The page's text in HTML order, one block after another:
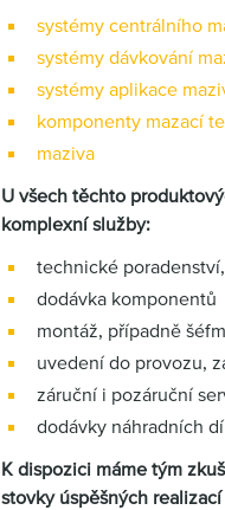
systémy centrálního
systémy dávkování
systémy aplikace
komponenty mazací
maziva
U všech těchto
komplexní služby:
technické
dodávka komponentů
montáž, případně
uvedení do provozu,
záruční i pozáruční
dodávky náhradních
K dispozici máme tým
stovky úspěšných